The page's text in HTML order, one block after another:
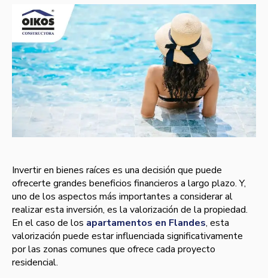
Invertir en bienes raíces es una decisión que puede
ofrecerte grandes beneficios financieros a largo plazo. Y,
uno de los aspectos más importantes a considerar al
realizar esta inversión, es la valorización de la propiedad.
En el caso de los apartamentos en Flandes, esta
valorización puede estar influenciada significativamente
por las zonas comunes que ofrece cada proyecto
residencial.